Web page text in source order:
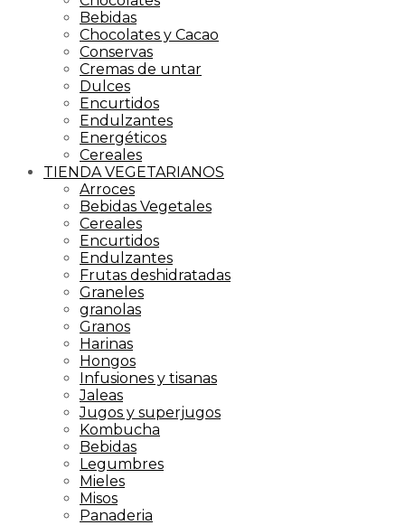
Bebidas
Chocolates y Cacao
Conservas
Cremas de untar
Dulces
Encurtidos
Endulzantes
Energéticos
Cereales
TIENDA VEGETARIANOS
Arroces
Bebidas Vegetales
Cereales
Encurtidos
Endulzantes
Frutas deshidratadas
Graneles
granolas
Granos
Harinas
Hongos
Infusiones y tisanas
Jaleas
Jugos y superjugos
Kombucha
Bebidas
Legumbres
Mieles
Misos
Panaderia